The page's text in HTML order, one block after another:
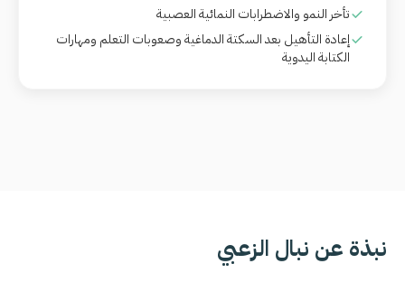
تأخر النمو والاضطرابات النمائية العصبية
إعادة التأهيل بعد السكتة الدماغية وصعوبات التعلم ومهارات
الكتابة اليدوية
نبذة عن نبال الزعبي